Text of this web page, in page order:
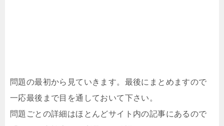
問題の最初から見ていきます。最後にまとめますので
一応最後まで目を通しておいて下さい。
問題ごとの詳細はほとんどサイト内の記事にあるので